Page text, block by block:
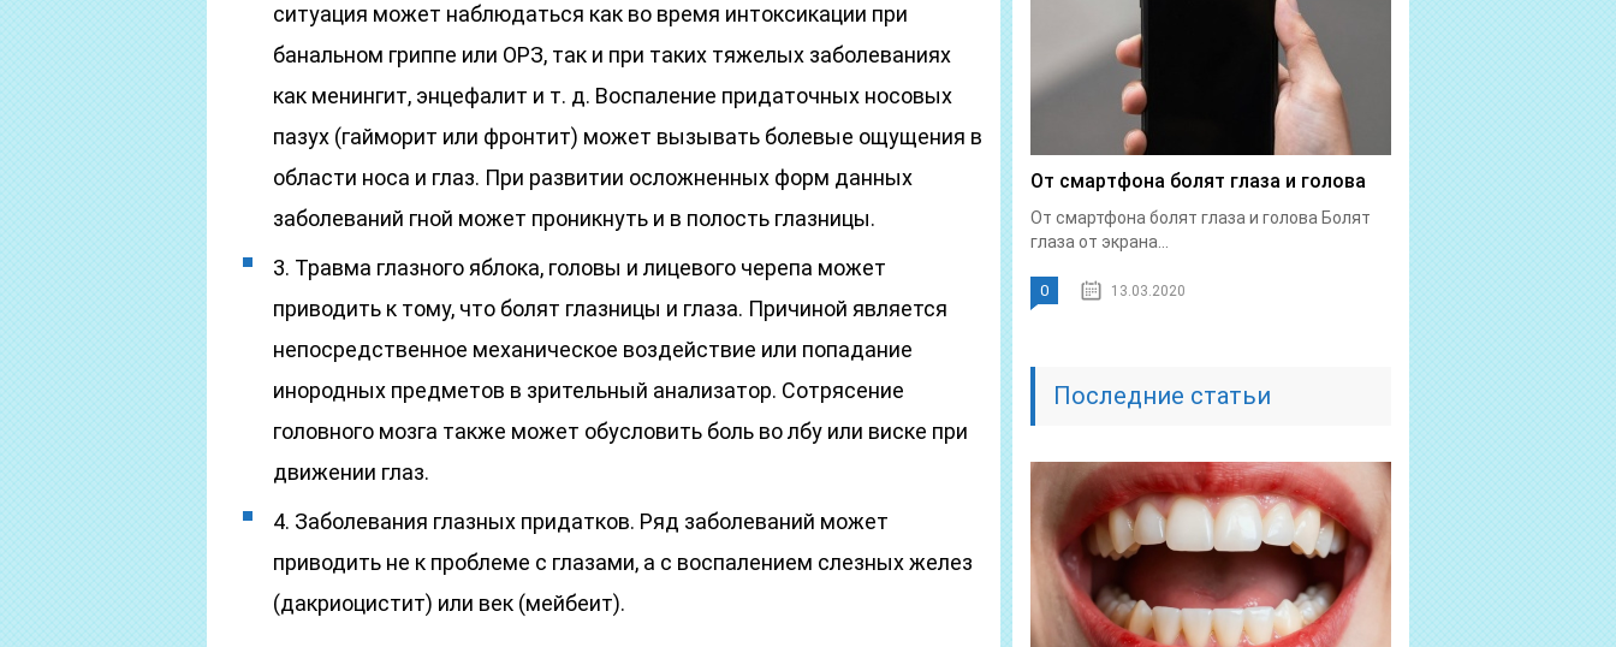
ситуация может наблюдаться как во время интоксикации при
банальном гриппе или ОРЗ, так и при таких тяжелых заболеваниях
как менингит, энцефалит и т. д. Воспаление придаточных носовых
пазух (гайморит или фронтит) может вызывать болевые ощущения в
области носа и глаз. При развитии осложненных форм данных
заболеваний гной может проникнуть и в полость глазницы.
3. Травма глазного яблока, головы и лицевого черепа может
приводить к тому, что болят глазницы и глаза. Причиной является
непосредственное механическое воздействие или попадание
инородных предметов в зрительный анализатор. Сотрясение
головного мозга также может обусловить боль во лбу или виске при
движении глаз.
4. Заболевания глазных придатков. Ряд заболеваний может
приводить не к проблеме с глазами, а с воспалением слезных желез
(дакриоцистит) или век (мейбеит).
От смартфона болят глаза и голова
От смартфона болят глаза и голова Болят
глаза от экрана...
0 13.03.2020
Последние статьи